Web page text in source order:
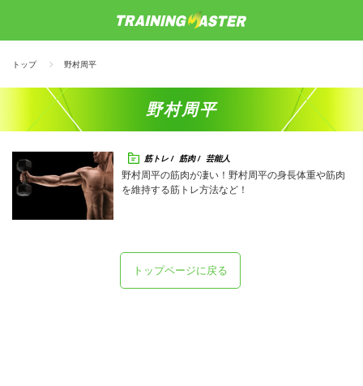
トップ 野村周平
野村周平
筋トレ 筋肉 芸能人
野村周平の筋肉が凄い！野村周平の身長体重や筋肉
を維持する筋トレ方法など！
トップページに戻る